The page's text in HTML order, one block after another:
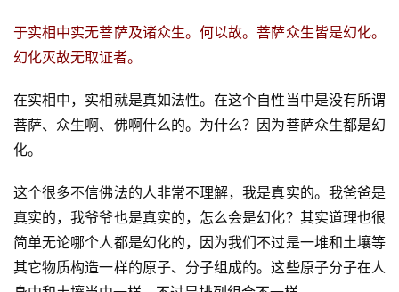
于实相中实无菩萨及诸众生。何以故。菩萨众生皆是幻化。
幻化灭故无取证者。
在实相中，实相就是真如法性。在这个自性当中是没有所谓
菩萨、众生啊、佛啊什么的。为什么？因为菩萨众生都是幻
化。
这个很多不信佛法的人非常不理解，我是真实的。我爸爸是
真实的，我爷爷也是真实的，怎么会是幻化？其实道理也很
简单无论哪个人都是幻化的，因为我们不过是一堆和土壤等
其它物质构造一样的原子、分子组成的。这些原子分子在人